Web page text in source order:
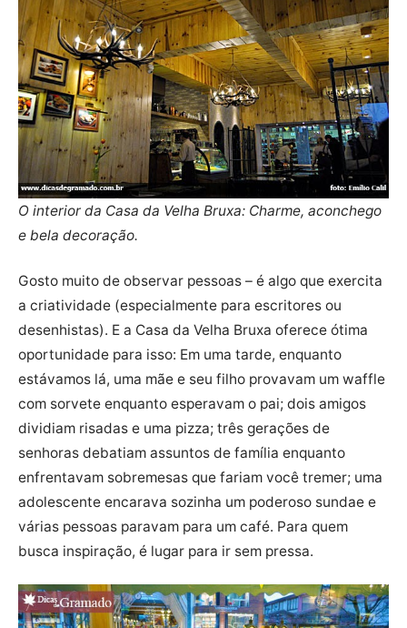
O interior da Casa da Velha Bruxa: Charme, aconchego
e bela decoração.
Gosto muito de observar pessoas – é algo que exercita
a criatividade (especialmente para escritores ou
desenhistas). E a Casa da Velha Bruxa oferece ótima
oportunidade para isso: Em uma tarde, enquanto
estávamos lá, uma mãe e seu filho provavam um waffle
com sorvete enquanto esperavam o pai; dois amigos
dividiam risadas e uma pizza; três gerações de
senhoras debatiam assuntos de família enquanto
enfrentavam sobremesas que fariam você tremer; uma
adolescente encarava sozinha um poderoso sundae e
várias pessoas paravam para um café. Para quem
busca inspiração, é lugar para ir sem pressa.